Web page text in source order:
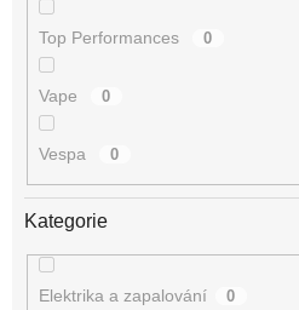
Top Performances 0
Vape 0
Vespa 0
Kategorie
Elektrika a zapalování 0